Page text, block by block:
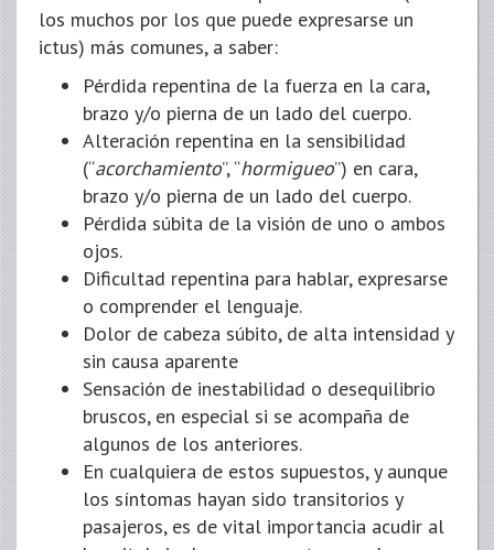
los muchos por los que puede expresarse un
ictus) más comunes, a saber:
Pérdida repentina de la fuerza en la cara,
brazo y/o pierna de un lado del cuerpo.
Alteración repentina en la sensibilidad
(“acorchamiento”, “hormigueo”) en cara,
brazo y/o pierna de un lado del cuerpo.
Pérdida súbita de la visión de uno o ambos
ojos.
Dificultad repentina para hablar, expresarse
o comprender el lenguaje.
Dolor de cabeza súbito, de alta intensidad y
sin causa aparente
Sensación de inestabilidad o desequilibrio
bruscos, en especial si se acompaña de
algunos de los anteriores.
En cualquiera de estos supuestos, y aunque
los síntomas hayan sido transitorios y
pasajeros, es de vital importancia acudir al